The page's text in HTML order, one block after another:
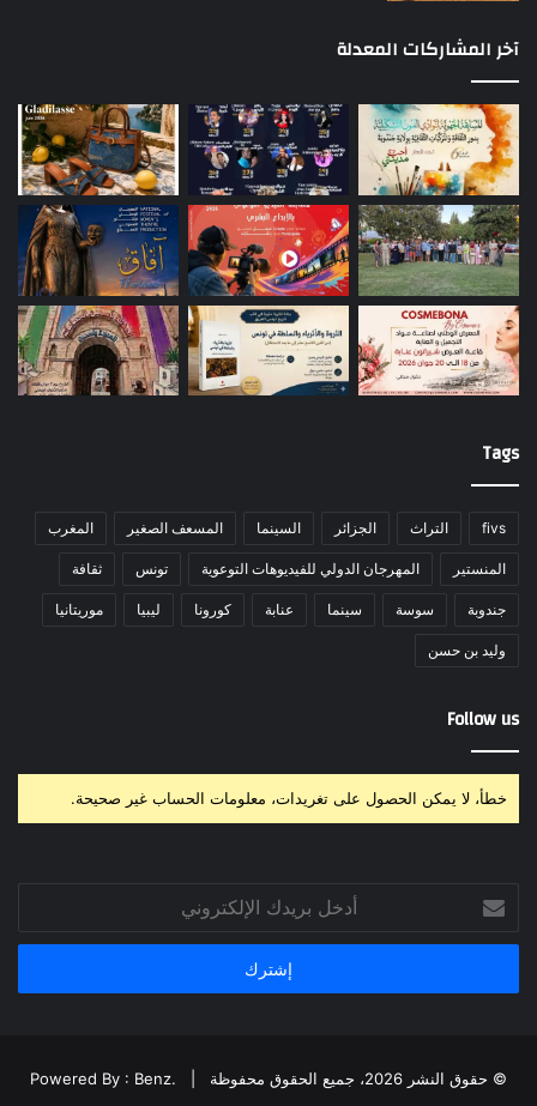
آخر المشاركات المعدلة
Tags
fivs التراث الجزائر السينما المسعف الصغير المغرب
المنستير المهرجان الدولي للفيديوهات التوعوية تونس ثقافة
جندوبة سوسة سينما عنابة كورونا ليبيا موريتانيا
وليد بن حسن
Follow us
خطأ، لا يمكن الحصول على تغريدات، معلومات الحساب غير صحيحة.
أدخل
بريدك
الإلكتروني
© حقوق النشر 2026، جميع الحقوق محفوظة | Powered By : Benz.